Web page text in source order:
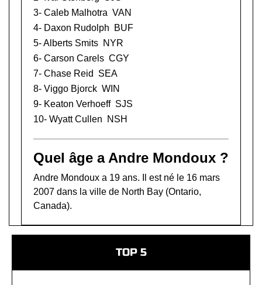
3- Caleb Malhotra VAN
4- Daxon Rudolph
BUF
5-Alberts Smits NYR
6- Carson Carels CGY
7- Chase Reid
SEA
8- Viggo Bjorck WIN
9- Keaton Verhoeff SJS
10- Wyatt Cullen NSH
Quel âge a Andre Mondoux ?
Andre Mondoux a 19 ans. Il est né le 16 mars
2007 dans la ville de North Bay (Ontario,
Canada).
TOP 5